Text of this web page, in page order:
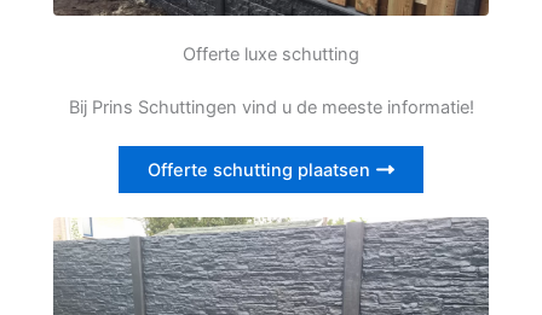
Offerte luxe schutting
Bij Prins Schuttingen vind u de meeste informatie!
Offerte schutting plaatsen